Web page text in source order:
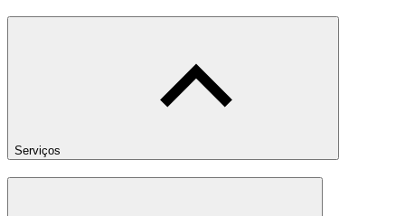
Serviços